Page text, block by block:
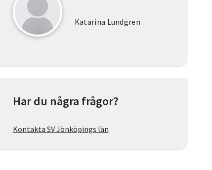
Katarina Lundgren
Har du några frågor?
Kontakta SV Jönköpings län